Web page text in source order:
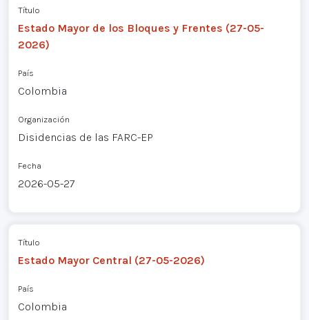
Título
Estado Mayor de los Bloques y Frentes (27-05-
2026)
País
Colombia
Organización
Disidencias de las FARC-EP
Fecha
2026-05-27
Título
Estado Mayor Central (27-05-2026)
País
Colombia